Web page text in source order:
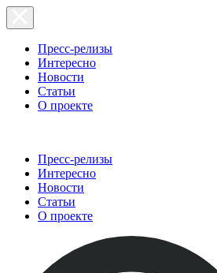
Пресс-релизы
Интересно
Новости
Статьи
О проекте
Пресс-релизы
Интересно
Новости
Статьи
О проекте